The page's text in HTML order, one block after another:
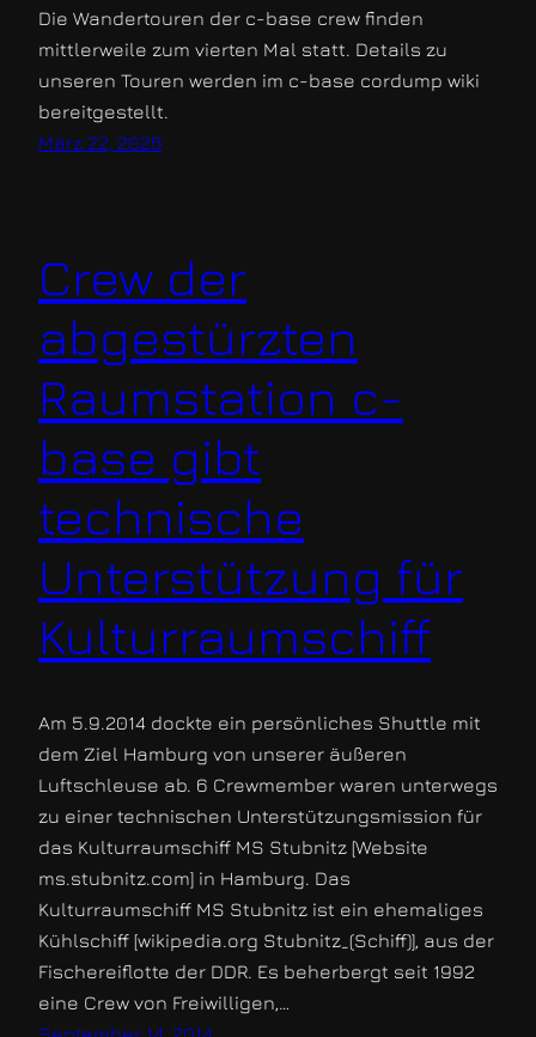
Die Wandertouren der c-base crew finden
mittlerweile zum vierten Mal statt. Details zu
unseren Touren werden im c-base cordump wiki
bereitgestellt.
März 22, 2026
Crew der
abgestürzten
Raumstation c-
base gibt
technische
Unterstützung für
Kulturraumschiff
Am 5.9.2014 dockte ein persönliches Shuttle mit
dem Ziel Hamburg von unserer äußeren
Luftschleuse ab. 6 Crewmember waren unterwegs
zu einer technischen Unterstützungsmission für
das Kulturraumschiff MS Stubnitz [Website
ms.stubnitz.com] in Hamburg. Das
Kulturraumschiff MS Stubnitz ist ein ehemaliges
Kühlschiff [wikipedia.org Stubnitz_(Schiff)], aus der
Fischereiflotte der DDR. Es beherbergt seit 1992
eine Crew von Freiwilligen,…